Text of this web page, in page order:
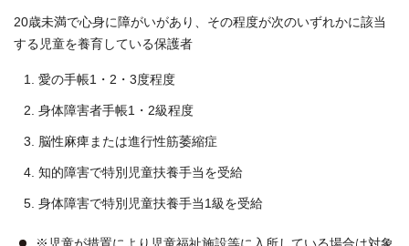
20歳未満で心身に障がいがあり、その程度が次のいずれかに該当
する児童を養育している保護者
愛の手帳1・2・3度程度
身体障害者手帳1・2級程度
脳性麻痺または進行性筋萎縮症
知的障害で特別児童扶養手当を受給
身体障害で特別児童扶養手当1級を受給